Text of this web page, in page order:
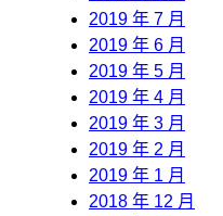
2019 年 7 月
2019 年 6 月
2019 年 5 月
2019 年 4 月
2019 年 3 月
2019 年 2 月
2019 年 1 月
2018 年 12 月